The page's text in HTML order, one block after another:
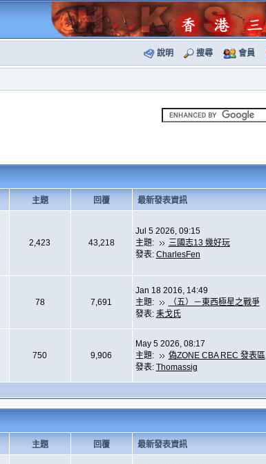
說明 搜尋 會員
主題 回覆 最新發表資訊
2,423 43,218
Jul 5 2026, 09:15
主題:
三國志13 幾好玩
發表: CharlesFen
78 7,691
Jan 18 2016, 14:49
主題:
（五）－東西極星之戰爭
發表: 耒戈氏
750 9,906
May 5 2026, 08:17
主題:
偽ZONE CBA REC 發表區
發表: Thomassig
主題 回覆 最新發表資訊